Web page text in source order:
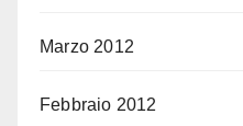
Marzo 2012
Febbraio 2012